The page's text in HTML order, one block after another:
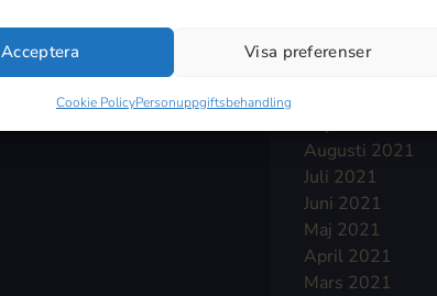
Acceptera Visa preferenser
Cookie PolicyPersonuppgiftsbehandling
December 2021
Augusti 2021
Juli 2021
Juni 2021
Maj 2021
April 2021
Mars 2021